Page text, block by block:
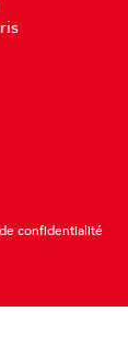
confidentialité